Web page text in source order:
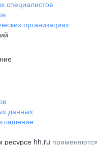
специалистов
организациях
данных
hh.ru применяются